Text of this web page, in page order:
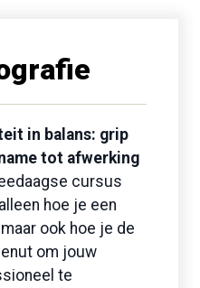
in balans: grip
tot afwerking
cursus
hoe je een
ook hoe je de
om jouw
te